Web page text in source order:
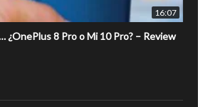
16:07
¿OnePlus 8 Pro o Mi 10 Pro? – Review